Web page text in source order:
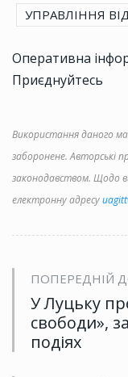
УПРАВЛІННЯ
Оперативна
Приєднуйтесь
Використання даного
заборонене. Авторські
законодавством. Щодо
електронну адресу
ПОПЕРЕДНІЙ
У Луцьку
свободи»,
подіях